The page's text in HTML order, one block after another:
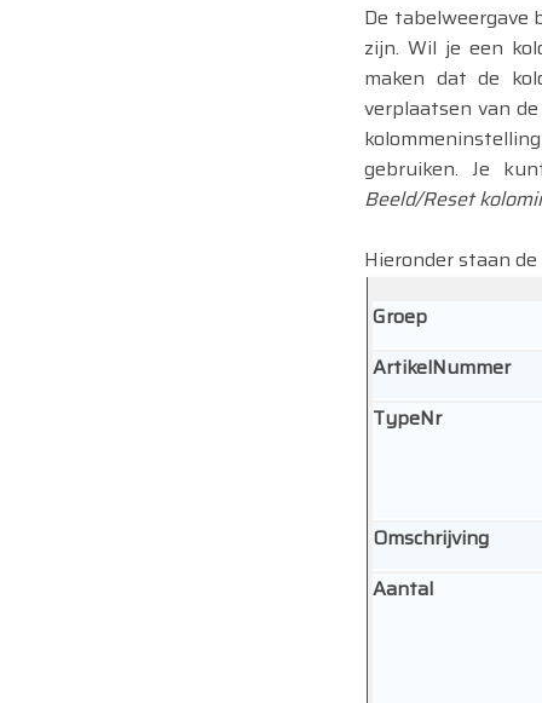
De tabelweergave
zijn. Wil je een
maken dat de
verplaatsen van
gebruiken. Je
Beeld/Reset
Hieronder staan
Groep
ArtikelNummer
TypeNr
Omschrijving
Aantal